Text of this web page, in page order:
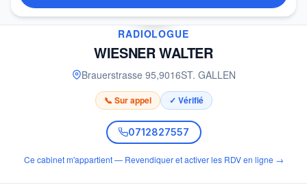
✓
RADIOLOGUE
WIESNER WALTER
Brauerstrasse 95,9016ST. GALLEN
📞 Sur appel ✓ Vérifié
0712827557
Ce cabinet m'appartient — Revendiquer et activer les RDV en ligne →